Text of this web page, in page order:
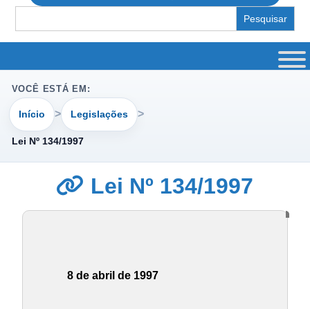
for:
VOCÊ ESTÁ EM:
Início Legislações
Lei Nº 134/1997
Lei Nº 134/1997
8 de abril de 1997